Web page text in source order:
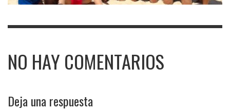
NO HAY COMENTARIOS
Deja una respuesta